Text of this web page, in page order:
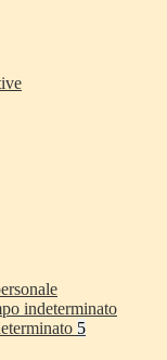
indeterminato
5